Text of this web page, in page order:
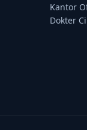
Kantor
Dokter